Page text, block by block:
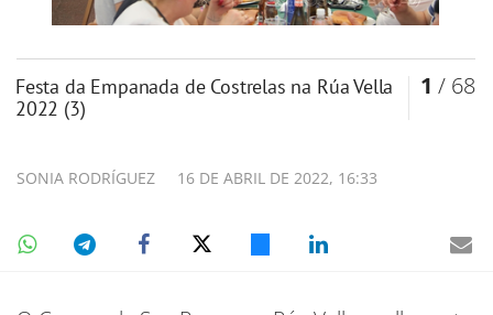
Festa da Empanada de Costrelas na Rúa Vella
2022 (3)
1 / 68
16 DE ABRIL DE 2022, 16:33
SONIA RODRÍGUEZ